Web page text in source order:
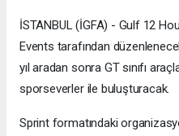
İSTANBUL (İGFA) - Gulf 12
Events tarafından
yıl aradan sonra GT sınıfı
sporseverler ile buluşturacak.
Sprint formatındaki